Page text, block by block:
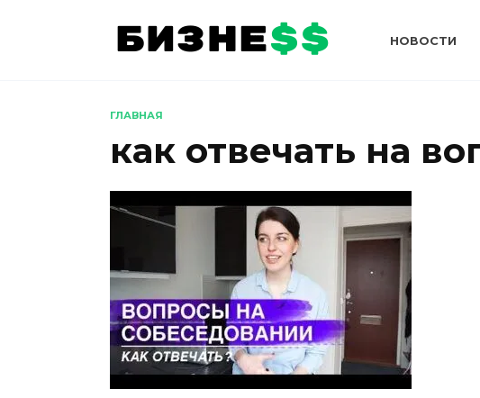
НОВОСТИ
ГЛАВНАЯ
как отвечать на